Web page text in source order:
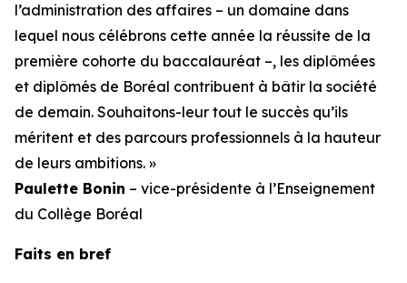
l’administration des affaires – un domaine dans
lequel nous célébrons cette année la réussite de la
première cohorte du baccalauréat –, les diplômées
et diplômés de Boréal contribuent à bâtir la société
de demain. Souhaitons-leur tout le succès qu’ils
méritent et des parcours professionnels à la hauteur
de leurs ambitions. »
Paulette Bonin – vice-présidente à l’Enseignement
du Collège Boréal
Faits en bref